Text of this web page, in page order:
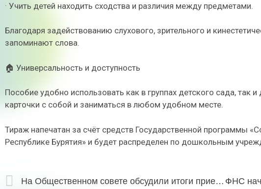
· Учить детей находить сходства и различия между предметами.
Благодаря задействованию слухового, зрительного и
запоминают слова.
🏠 Универсальность и доступность
Пособие удобно использовать как в группах детского сада,
карточки с собой и заниматься в любом удобном месте.
Тираж напечатан за счёт средств Государственной программы
Республике Бурятия» и будет распределен по дошкольным
На Общественном совете обсудили итоги приемной кампании и планы на будущее